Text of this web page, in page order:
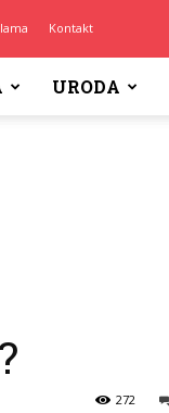
Kontakt
URODA
272